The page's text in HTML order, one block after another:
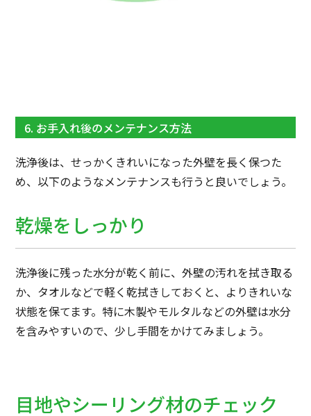
6. お手入れ後のメンテナンス方法
洗浄後は、せっかくきれいになった外壁を長く保つた
め、以下のようなメンテナンスも行うと良いでしょう。
乾燥をしっかり
洗浄後に残った水分が乾く前に、外壁の汚れを拭き取る
か、タオルなどで軽く乾拭きしておくと、よりきれいな
状態を保てます。特に木製やモルタルなどの外壁は水分
を含みやすいので、少し手間をかけてみましょう。
目地やシーリング材のチェック